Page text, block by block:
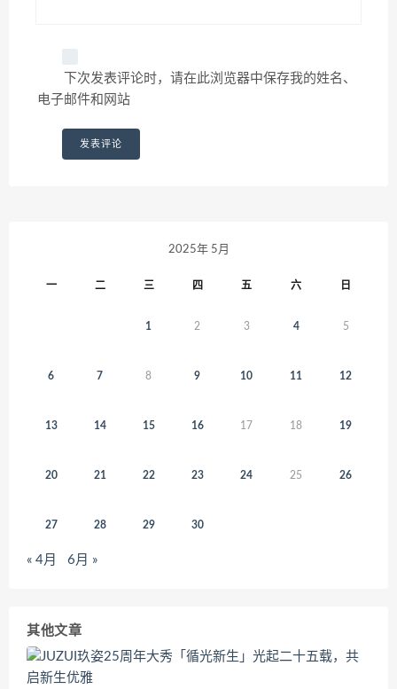
下次发表评论时，请在此浏览器中保存我的姓名、
电子邮件和网站
2025年 5月
一 二 三 四 五 六 日
1 2 3 4 5
6 7 8 9 10 11 12
13 14 15 16 17 18 19
20 21 22 23 24 25 26
27 28 29 30
« 4月 6月 »
其他文章